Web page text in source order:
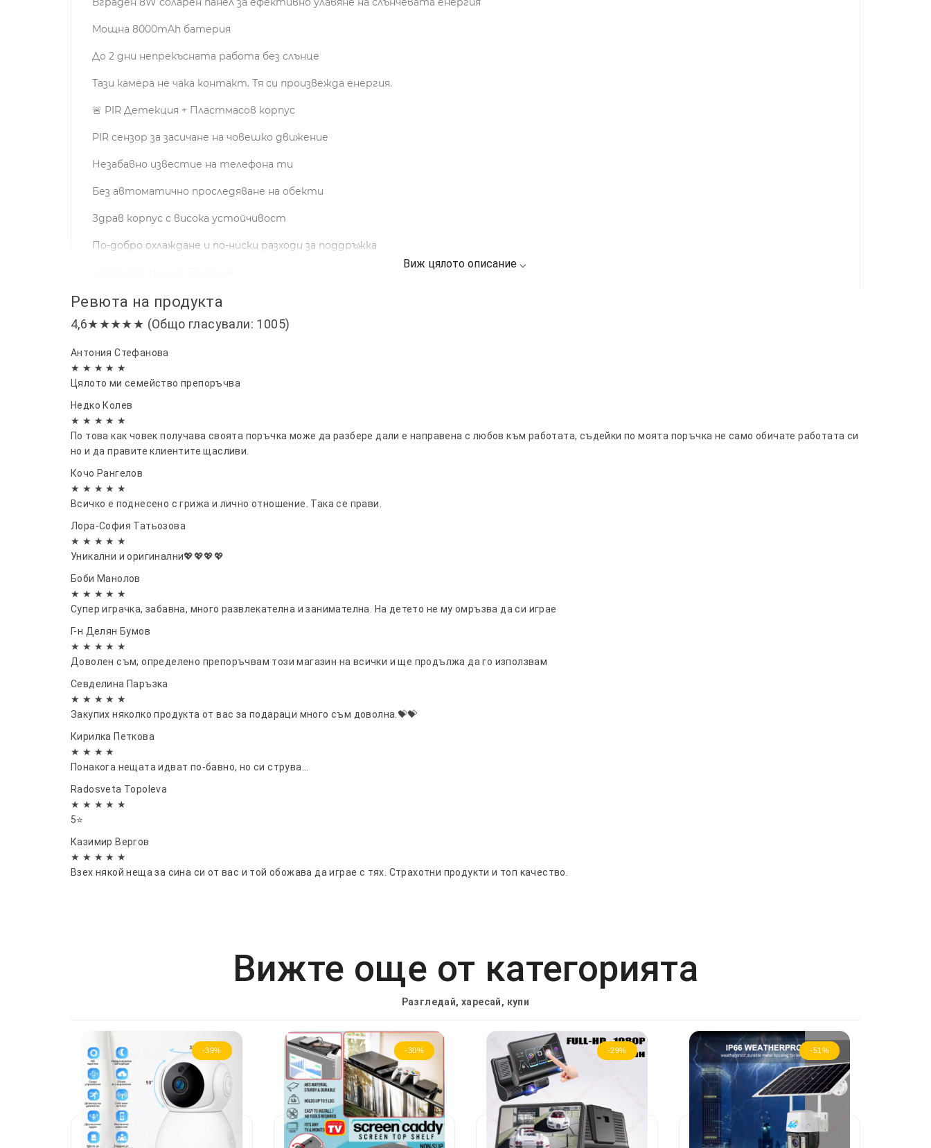
Мощна 8000mAh батерия
До 2 дни непрекъсната работа без слънце
Тази камера не чака контакт. Тя си произвежда енергия.
🚨 PIR Детекция + Пластмасов корпус
PIR сензор за засичане на човешко движение
Незабавно известие на телефона ти
Без автоматично проследяване на обекти
Здрав корпус с висока устойчивост
По-добро охлаждане и по-ниски разходи за поддръжка
До 100 метра (328 ft) нощен обхват
До 200 метра (650 ft) видимост през деня
Дори тъмнината няма къде да се скрие.
🎯 Подходяща за:
✔ Ферми
✔ Строителни площадки
✔ Вили и ваканционни имоти
✔ Складове
✔ Паркинги
✔ Отдалечени обекти
Ревюта на продукта
4,6★★★★★ (Общо гласували: 1005)
Антония Стефанова
★ ★ ★ ★ ★
Цялото ми семейство препоръчва
Недко Колев
★ ★ ★ ★ ★
По това как човек получава своята поръчка може да разбере дали е направена с любов към работата, съдейки по моята поръчка не само обичате работата си
но и да правите клиентите щасливи.
Кочо Рангелов
★ ★ ★ ★ ★
Всичко е поднесено с грижа и лично отношение. Така се прави.
Лора-София Татьозова
★ ★ ★ ★ ★
Уникални и оригинални💖💖💖💖
Боби Манолов
★ ★ ★ ★ ★
Супер играчка, забавна, много развлекателна и занимателна. На детето не му омръзва да си играе
Г-н Делян Бумов
★ ★ ★ ★ ★
Доволен съм, определено препоръчвам този магазин на всички и ще продължа да го използвам
Севделина Паръзка
★ ★ ★ ★ ★
Закупих няколко продукта от вас за подараци много съм доволна.💝💝
Кирилка Петкова
★ ★ ★ ★
Понакога нещата идват по-бавно, но си струва...
Radosveta Topoleva
★ ★ ★ ★ ★
5⭐
Казимир Вергов
★ ★ ★ ★ ★
Взех някой неща за сина си от вас и той обожава да играе с тях. Страхотни продукти и топ качество.
Вижте още от категорията
Разгледай, харесай, купи
-39% -30% -29% -51%